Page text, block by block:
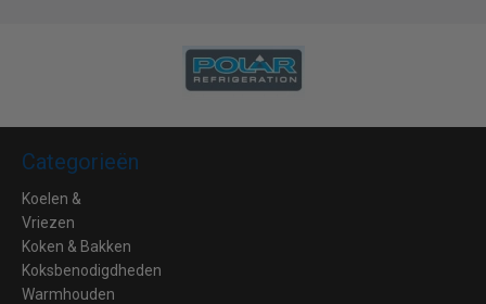
Categorieën
Koelen &
Vriezen
Koken & Bakken
Koksbenodigdheden
Warmhouden